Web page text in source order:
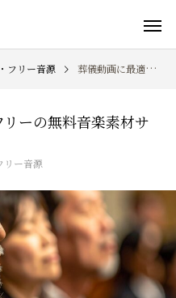
フリー音源 葬儀動画に最適！著作権フリーの無料音楽素材サイトおすすめ
ーの無料音楽素材サ
ー音源